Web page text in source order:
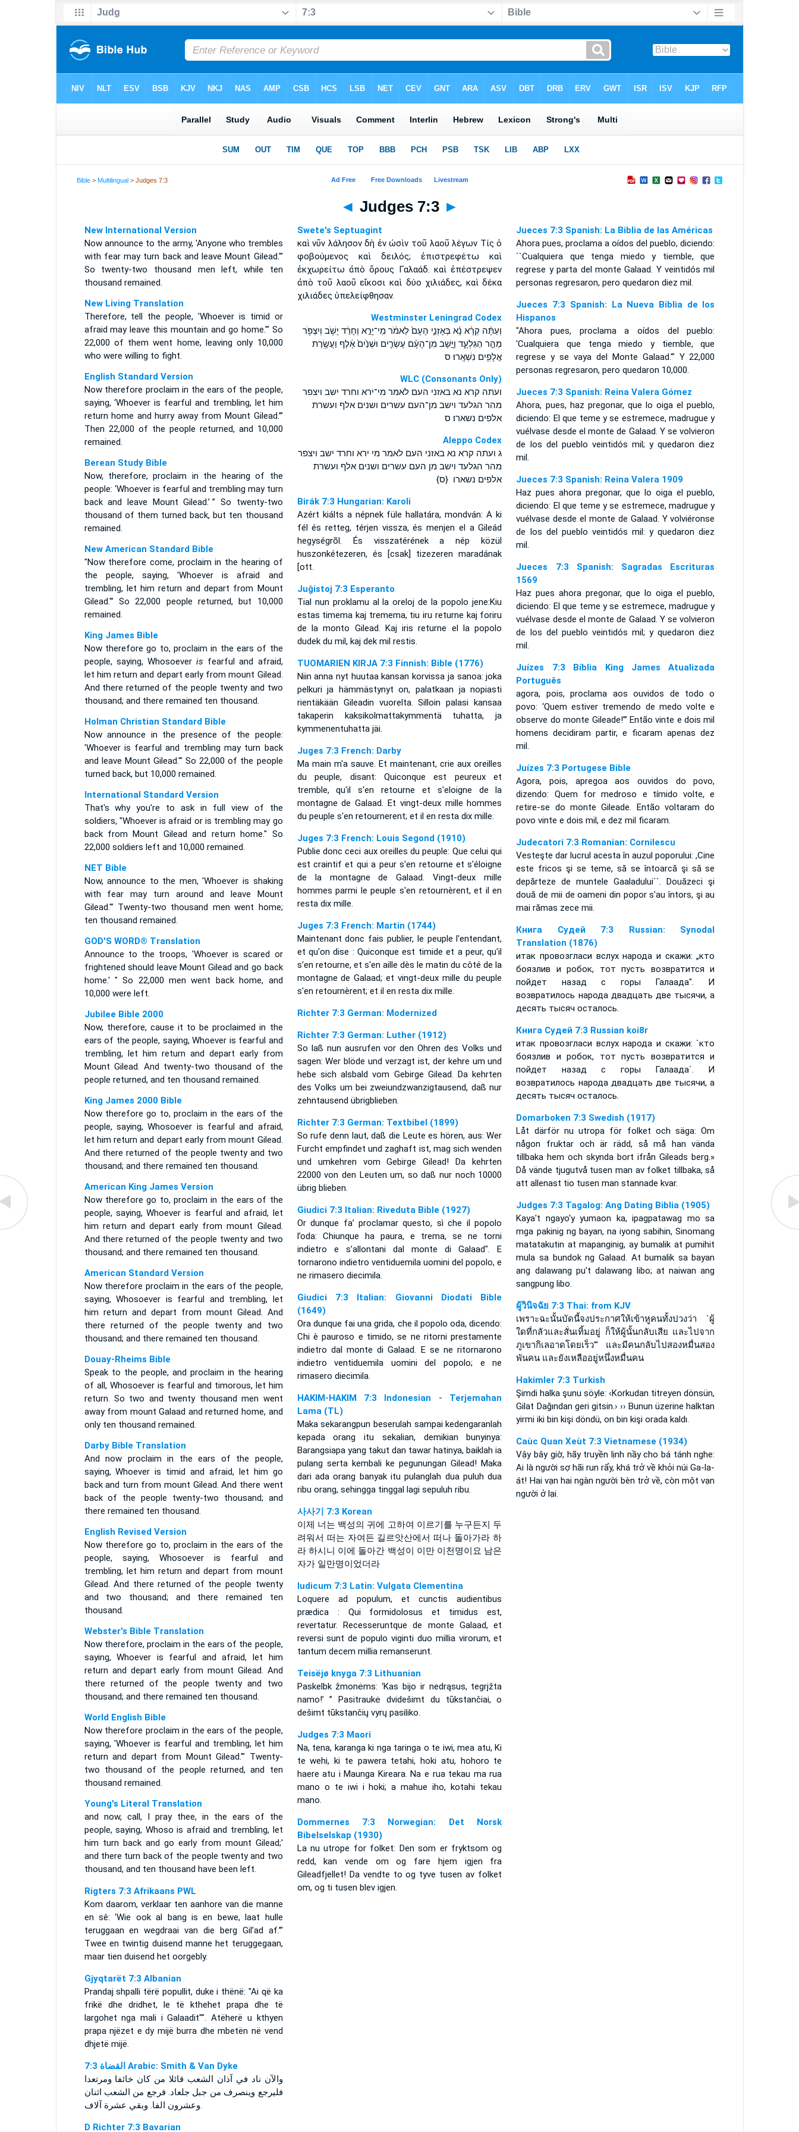
Bible >Multilingual > Judges 7:3
◄ Judges 7:3 ►
New International Version
Now announce to the army, 'Anyone who trembles
with fear may turn back and leave Mount Gilead.'"
So twenty-two thousand men left, while ten
thousand remained.
New Living Translation
Therefore, tell the people, 'Whoever is timid or
afraid may leave this mountain and go home.'" So
22,000 of them went home, leaving only 10,000
who were willing to fight.
English Standard Version
Now therefore proclaim in the ears of the people,
saying, ‘Whoever is fearful and trembling, let him
return home and hurry away from Mount Gilead.’”
Then 22,000 of the people returned, and 10,000
remained.
Berean Study Bible
Now, therefore, proclaim in the hearing of the
people: ‘Whoever is fearful and trembling may turn
back and leave Mount Gilead.’ ” So twenty-two
thousand of them turned back, but ten thousand
remained.
New American Standard Bible
"Now therefore come, proclaim in the hearing of
the people, saying, 'Whoever is afraid and
trembling, let him return and depart from Mount
Gilead.'" So 22,000 people returned, but 10,000
remained.
King James Bible
Now therefore go to, proclaim in the ears of the
people, saying, Whosoeveris fearful and afraid,
let him return and depart early from mount Gilead.
And there returned of the people twenty and two
thousand; and there remained ten thousand.
Holman Christian Standard Bible
Now announce in the presence of the people:
'Whoever is fearful and trembling may turn back
and leave Mount Gilead.'" So 22,000 of the people
turned back, but 10,000 remained.
International Standard Version
That's why you're to ask in full view of the
soldiers, "Whoever is afraid or is trembling may go
back from Mount Gilead and return home." So
22,000 soldiers left and 10,000 remained.
NET Bible
Now, announce to the men, 'Whoever is shaking
with fear may turn around and leave Mount
Gilead.'" Twenty-two thousand men went home;
ten thousand remained.
GOD'S WORD® Translation
Announce to the troops, 'Whoever is scared or
frightened should leave Mount Gilead and go back
home.' " So 22,000 men went back home, and
10,000 were left.
Jubilee Bible 2000
Now, therefore, cause it to be proclaimed in the
ears of the people, saying, Whoever is fearful and
trembling, let him return and depart early from
Mount Gilead. And twenty-two thousand of the
people returned, and ten thousand remained.
King James 2000 Bible
Now therefore go to, proclaim in the ears of the
people, saying, Whosoever is fearful and afraid,
let him return and depart early from mount Gilead.
And there returned of the people twenty and two
thousand; and there remained ten thousand.
American King James Version
Now therefore go to, proclaim in the ears of the
people, saying, Whoever is fearful and afraid, let
him return and depart early from mount Gilead.
And there returned of the people twenty and two
thousand; and there remained ten thousand.
American Standard Version
Now therefore proclaim in the ears of the people,
saying, Whosoever is fearful and trembling, let
him return and depart from mount Gilead. And
there returned of the people twenty and two
thousand; and there remained ten thousand.
Douay-Rheims Bible
Speak to the people, and proclaim in the hearing
of all, Whosoever is fearful and timorous, let him
return. So two and twenty thousand men went
away from mount Galaad and returned home, and
only ten thousand remained.
Darby Bible Translation
And now proclaim in the ears of the people,
saying, Whoever is timid and afraid, let him go
back and turn from mount Gilead. And there went
back of the people twenty-two thousand; and
there remained ten thousand.
English Revised Version
Now therefore go to, proclaim in the ears of the
people, saying, Whosoever is fearful and
trembling, let him return and depart from mount
Gilead. And there returned of the people twenty
and two thousand; and there remained ten
thousand.
Webster's Bible Translation
Now therefore, proclaim in the ears of the people,
saying, Whoever is fearful and afraid, let him
return and depart early from mount Gilead. And
there returned of the people twenty and two
thousand; and there remained ten thousand.
World English Bible
Now therefore proclaim in the ears of the people,
saying, 'Whoever is fearful and trembling, let him
return and depart from Mount Gilead.'" Twenty-
two thousand of the people returned, and ten
thousand remained.
Young's Literal Translation
and now, call, I pray thee, in the ears of the
people, saying, Whoso is afraid and trembling, let
him turn back and go early from mount Gilead;'
and there turn back of the people twenty and two
thousand, and ten thousand have been left.
Rigters 7:3 Afrikaans PWL
Kom daarom, verklaar ten aanhore van die manne
en sê: ‘Wie ook al bang is en bewe, laat hulle
teruggaan en wegdraai van die berg Gil’ad af.’”
Twee en twintig duisend manne het teruggegaan,
maar tien duisend het oorgebly.
Gjyqtarët 7:3 Albanian
Prandaj shpalli tërë popullit, duke i thënë: "Ai që ka
frikë dhe dridhet, le të kthehet prapa dhe të
largohet nga mali i Galaadit"". Atëherë u kthyen
prapa njëzet e dy mijë burra dhe mbetën në vend
dhjetë mijë.
ﺍﻟﻘﻀﺎﺓ 7:3 Arabic: Smith & Van Dyke
والآن ناد في آذان الشعب قائلا من كان خائفا ومرتعدا
فليرجع وينصرف من جبل جلعاد. فرجع من الشعب اثنان
وعشرون الفا. وبقي عشرة آلاف.
D Richter 7:3 Bavarian
Swete's Septuagint
καὶ νῦν λάλησον δὴ ἐν ὠσὶν τοῦ λαοῦ λέγων Τίς ὁ
φοβούμενος καὶ δειλός; ἐπιστρεφέτω καὶ
ἐκχωρείτω ἀπὸ ὄρους Γαλαάδ. καὶ ἐπέστρεψεν
ἀπὸ τοῦ λαοῦ εἴκοσι καὶ δύο χιλιάδες, καὶ δέκα
χιλιάδες ὑπελείφθησαν.
Westminster Leningrad Codex
וְעַתָּ֗ה קְרָ֨א נָ֜א בְּאָזְנֵ֤י הָעָם֙ לֵאמֹ֔ר מִֽי־יָרֵ֣א וְחָרֵ֔ד יָשֹׁ֥ב וְיִצְפֹּ֖ר
מֵהַ֣ר הַגִּלְעָ֑ד וַיָּ֣שָׁב מִן־הָעָ֗ם עֶשְׂרִ֤ים וּשְׁנַ֙יִם֙ אֶ֔לֶף וַעֲשֶׂ֥רֶת
אֲלָפִ֖ים נִשְׁאָֽרוּ׃ ס
WLC (Consonants Only)
ועתה קרא נא באזני העם לאמר מי־ירא וחרד ישב ויצפר
מהר הגלעד וישב מן־העם עשרים ושנים אלף ועשרת
אלפים נשארו׃ ס
Aleppo Codex
ג ועתה קרא נא באזני העם לאמר מי ירא וחרד ישב ויצפר
מהר הגלעד וישב מן העם עשרים ושנים אלף ועשרת
אלפים נשארו {ס}
Birák 7:3 Hungarian: Karoli
Azért kiálts a népnek füle hallatára, mondván: A ki
fél és retteg, térjen vissza, és menjen el a Gileád
hegységrõl. És visszatérének a nép közül
huszonkétezeren, és [csak] tizezeren maradának
[ott.
Juĝistoj 7:3 Esperanto
Tial nun proklamu al la oreloj de la popolo jene:Kiu
estas timema kaj tremema, tiu iru returne kaj foriru
de la monto Gilead. Kaj iris returne el la popolo
dudek du mil, kaj dek mil restis.
TUOMARIEN KIRJA 7:3 Finnish: Bible (1776)
Niin anna nyt huutaa kansan korvissa ja sanoa: joka
pelkuri ja hämmästynyt on, palatkaan ja nopiasti
rientäkään Gileadin vuorelta. Silloin palasi kansaa
takaperin kaksikolmattakymmentä tuhatta, ja
kymmenentuhatta jäi.
Juges 7:3 French: Darby
Ma main m'a sauve. Et maintenant, crie aux oreilles
du peuple, disant: Quiconque est peureux et
tremble, qu'il s'en retourne et s'eloigne de la
montagne de Galaad. Et vingt-deux mille hommes
du peuple s'en retournerent; et il en resta dix mille.
Juges 7:3 French: Louis Segond (1910)
Publie donc ceci aux oreilles du peuple: Que celui qui
est craintif et qui a peur s'en retourne et s'éloigne
de la montagne de Galaad. Vingt-deux mille
hommes parmi le peuple s'en retournèrent, et il en
resta dix mille.
Juges 7:3 French: Martin (1744)
Maintenant donc fais publier, le peuple l'entendant,
et qu'on dise : Quiconque est timide et a peur, qu'il
s'en retourne, et s'en aille dès le matin du côté de la
montagne de Galaad; et vingt-deux mille du peuple
s'en retournèrent; et il en resta dix mille.
Richter 7:3 German: Modernized
Richter 7:3 German: Luther (1912)
So laß nun ausrufen vor den Ohren des Volks und
sagen: Wer blöde und verzagt ist, der kehre um und
hebe sich alsbald vom Gebirge Gilead. Da kehrten
des Volks um bei zweiundzwanzigtausend, daß nur
zehntausend übrigblieben.
Richter 7:3 German: Textbibel (1899)
So rufe denn laut, daß die Leute es hören, aus: Wer
Furcht empfindet und zaghaft ist, mag sich wenden
und umkehren vom Gebirge Gilead! Da kehrten
22000 von den Leuten um, so daß nur noch 10000
übrig blieben.
Giudici 7:3 Italian: Riveduta Bible (1927)
Or dunque fa’ proclamar questo, sì che il popolo
l’oda: Chiunque ha paura, e trema, se ne torni
indietro e s’allontani dal monte di Galaad". E
tornarono indietro ventiduemila uomini del popolo, e
ne rimasero diecimila.
Giudici 7:3 Italian: Giovanni Diodati Bible
(1649)
Ora dunque fai una grida, che il popolo oda, dicendo:
Chi è pauroso e timido, se ne ritorni prestamente
indietro dal monte di Galaad. E se ne ritornarono
indietro ventiduemila uomini del popolo; e ne
rimasero diecimila.
HAKIM-HAKIM 7:3 Indonesian - Terjemahan
Lama (TL)
Maka sekarangpun beserulah sampai kedengaranlah
kepada orang itu sekalian, demikian bunyinya:
Barangsiapa yang takut dan tawar hatinya, baiklah ia
pulang serta kembali ke pegunungan Gilead! Maka
dari ada orang banyak itu pulanglah dua puluh dua
ribu orang, sehingga tinggal lagi sepuluh ribu.
사사기 7:3 Korean
이제 너는 백성의 귀에 고하여 이르기를 누구든지 두
려워서 떠는 자여든 길르앗산에서 떠나 돌아가라 하
라 하시니 이에 돌아간 백성이 이만 이천명이요 남은
자가 일만명이었더라
Iudicum 7:3 Latin: Vulgata Clementina
Loquere ad populum, et cunctis audientibus
prædica : Qui formidolosus et timidus est,
revertatur. Recesseruntque de monte Galaad, et
reversi sunt de populo viginti duo millia virorum, et
tantum decem millia remanserunt.
Teisëjø knyga 7:3 Lithuanian
Paskelbk žmonėms: ‘Kas bijo ir nedrąsus, tegrįžta
namo!’ ” Pasitraukė dvidešimt du tūkstančiai, o
dešimt tūkstančių vyrų pasiliko.
Judges 7:3 Maori
Na, tena, karanga ki nga taringa o te iwi, mea atu, Ki
te wehi, ki te pawera tetahi, hoki atu, hohoro te
haere atu i Maunga Kireara. Na e rua tekau ma rua
mano o te iwi i hoki; a mahue iho, kotahi tekau
mano.
Dommernes 7:3 Norwegian: Det Norsk
Bibelselskap (1930)
La nu utrope for folket: Den som er fryktsom og
redd, kan vende om og fare hjem igjen fra
Gileadfjellet! Da vendte to og tyve tusen av folket
om, og ti tusen blev igjen.
Jueces 7:3 Spanish: La Biblia de las Américas
Ahora pues, proclama a oídos del pueblo, diciendo:
``Cualquiera que tenga miedo y tiemble, que
regrese y parta del monte Galaad. Y veintidós mil
personas regresaron, pero quedaron diez mil.
Jueces 7:3 Spanish: La Nueva Biblia de los
Hispanos
"Ahora pues, proclama a oídos del pueblo:
'Cualquiera que tenga miedo y tiemble, que
regrese y se vaya del Monte Galaad.'" Y 22,000
personas regresaron, pero quedaron 10,000.
Jueces 7:3 Spanish: Reina Valera Gómez
Ahora, pues, haz pregonar, que lo oiga el pueblo,
diciendo: El que teme y se estremece, madrugue y
vuélvase desde el monte de Galaad. Y se volvieron
de los del pueblo veintidós mil; y quedaron diez
mil.
Jueces 7:3 Spanish: Reina Valera 1909
Haz pues ahora pregonar, que lo oiga el pueblo,
diciendo: El que teme y se estremece, madrugue y
vuélvase desde el monte de Galaad. Y volviéronse
de los del pueblo veintidós mil: y quedaron diez
mil.
Jueces 7:3 Spanish: Sagradas Escrituras
1569
Haz pues ahora pregonar, que lo oiga el pueblo,
diciendo: El que teme y se estremece, madrugue y
vuélvase desde el monte de Galaad. Y se volvieron
de los del pueblo veintidós mil; y quedaron diez
mil.
Juízes 7:3 Bíblia King James Atualizada
Português
agora, pois, proclama aos ouvidos de todo o
povo: ‘Quem estiver tremendo de medo volte e
observe do monte Gileade!’” Então vinte e dois mil
homens decidiram partir, e ficaram apenas dez
mil.
Juízes 7:3 Portugese Bible
Agora, pois, apregoa aos ouvidos do povo,
dizendo: Quem for medroso e tímido volte, e
retire-se do monte Gileade. Então voltaram do
povo vinte e dois mil, e dez mil ficaram.
Judecatori 7:3 Romanian: Cornilescu
Vesteşte dar lucrul acesta în auzul poporului: ,Cine
este fricos şi se teme, să se întoarcă şi să se
depărteze de muntele Gaaladului``. Douăzeci şi
două de mii de oameni din popor s'au întors, şi au
mai rămas zece mii.
Книга Судей 7:3 Russian: Synodal
Translation (1876)
итак провозгласи вслух народа и скажи: „кто
боязлив и робок, тот пусть возвратится и
пойдет назад с горы Галаада". И
возвратилось народа двадцать две тысячи, а
десять тысяч осталось.
Книга Судей 7:3 Russian koi8r
итак провозгласи вслух народа и скажи: `кто
боязлив и робок, тот пусть возвратится и
пойдет назад с горы Галаада`. И
возвратилось народа двадцать две тысячи, а
десять тысяч осталось.
Domarboken 7:3 Swedish (1917)
Låt därför nu utropa för folket och säga: Om
någon fruktar och är rädd, så må han vända
tillbaka hem och skynda bort ifrån Gileads berg.»
Då vände tjugutvå tusen man av folket tillbaka, så
att allenast tio tusen man stannade kvar.
Judges 7:3 Tagalog: Ang Dating Biblia (1905)
Kaya't ngayo'y yumaon ka, ipagpatawag mo sa
mga pakinig ng bayan, na iyong sabihin, Sinomang
matatakutin at mapanginig, ay bumalik at pumihit
mula sa bundok ng Galaad. At bumalik sa bayan
ang dalawang pu't dalawang libo; at naiwan ang
sangpung libo.
ผู้วินิจฉัย 7:3 Thai: from KJV
เพราะฉะนั้นบัดนี้จงประกาศให้เข้าหูคนทั้งปวงว่า `ผู้
ใดที่กลัวและสั่นเทิ้มอยู่ ก็ให้ผู้นั้นกลับเสีย และไปจาก
ภูเขากิเลอาดโดยเร็ว'" และมีคนกลับไปสองหมื่นสอง
พันคน และยังเหลืออยู่หนึ่งหมื่นคน
Hakimler 7:3 Turkish
Şimdi halka şunu söyle: ‹Korkudan titreyen dönsün,
Gilat Dağından geri gitsin.› ›› Bunun üzerine halktan
yirmi iki bin kişi döndü, on bin kişi orada kaldı.
Caùc Quan Xeùt 7:3 Vietnamese (1934)
Vậy bây giờ, hãy truyền lịnh nầy cho bá tánh nghe:
Ai là người sợ hãi run rẩy, khá trở về khỏi núi Ga-la-
át! Hai vạn hai ngàn người bèn trở về, còn một vạn
người ở lại.